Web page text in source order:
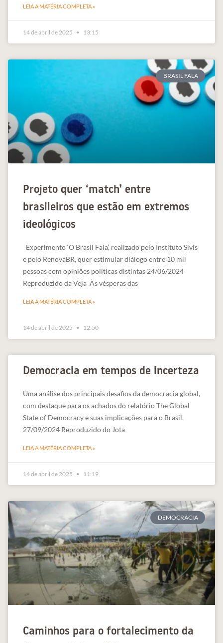
LEIA A MATÉRIA COMPLETA »
14 de abril de 2025 13:15
BRASIL FALA
Projeto quer ‘match’ entre
brasileiros que estão em extremos
ideológicos
Experimento ‘O Brasil Fala’, realizado pelo Instituto Sivis
e pelo RenovaBR, quer estimular diálogo entre 10 mil
pessoas com opiniões políticas distintas 24/06/2024
Reproduzido da Veja Às vésperas das
LEIA A MATÉRIA COMPLETA »
14 de abril de 2025 12:50
Democracia em tempos de incerteza
Uma análise dos principais desafios da democracia global,
com destaque para os achados do relatório The Global
State of Democracy e suas implicações para o Brasil.
27/09/2024 Reproduzido do Jota
LEIA A MATÉRIA COMPLETA »
14 de abril de 2025 11:19
DEMOCRACIA
Caminhos para o fortalecimento da